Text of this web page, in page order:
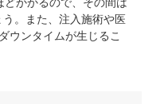
。また、注入施術や医
ウンタイムが生じるこ